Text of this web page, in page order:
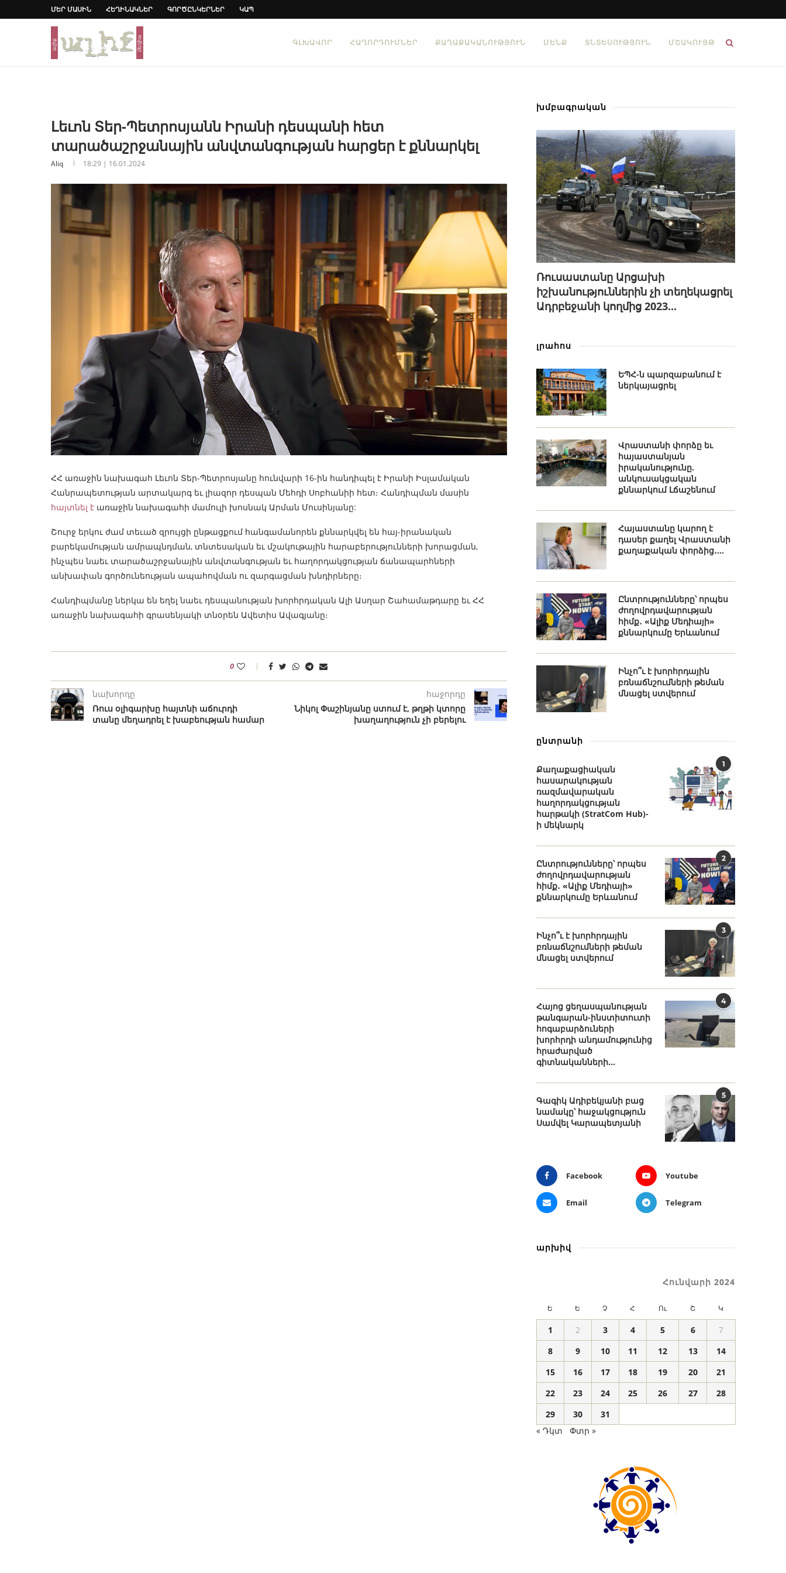
ՄԵՐ ՄԱՍԻՆ ՀԵՂԻՆԱԿՆԵՐ ԳՈՐԾԸՆԿԵՐՆԵՐ ԿԱՊ
ԳԼԽԱՎՈՐ ՀԱՂՈՐԴՈՒՄՆԵՐ ՔԱՂԱՔԱԿԱՆՈՒԹՅՈՒՆ ՄԵՆՔ ՏՆՏԵՍՈՒԹՅՈՒՆ ՄՇԱԿՈՒՅԹ
Լեւոն Տեր-Պետրոսյանն Իրանի դեսպանի հետ
տարածաշրջանային անվտանգության հարցեր է քննարկել
Aliq 18:29 | 16.01.2024
ՀՀ առաջին նախագահ Լեւոն Տեր-Պետրոսյանը հունվարի 16-ին հանդիպել է Իրանի Իսլամական
Հանրապետության արտակարգ եւ լիազոր դեսպան Մեհդի Սոբհանիի հետ։ Հանդիպման մասին
հայտնել է առաջին նախագահի մամուլի խոսնակ Արման Մուսինյանը:
Շուրջ երկու ժամ տեւած զրույցի ընթացքում հանգամանորեն քննարկվել են հայ-իրանական
բարեկամության ամրապնդման, տնտեսական եւ մշակութային հարաբերությունների խորացման,
ինչպես նաեւ տարածաշրջանային անվտանգության եւ հաղորդակցության ճանապարհների
անխափան գործունեության ապահովման ու զարգացման խնդիրները։
Հանդիպմանը ներկա են եղել նաեւ դեսպանության խորհրդական Ալի Ասղար Շահամաթդարը եւ ՀՀ
առաջին նախագահի գրասենյակի տնօրեն Ավետիս Ավագյանը։
0
նախորդը
Ռուս օլիգարխը հայտնի աճուրդի
տանը մեղադրել է խաբեության համար
հաջորդը
Նիկոլ Փաշինյանը ստում է, թղթի կտորը
խաղաղություն չի բերելու
խմբագրական
Ռուսաստանը Արցախի
իշխանություններին չի տեղեկացրել
Ադրբեջանի կողմից 2023...
լրահոս
ԵՊՀ-ն պարզաբանում է
ներկայացրել
Վրաստանի փորձը եւ
հայաստանյան
իրականությունը.
անկուսակցական
քննարկում Լճաշենում
Հայաստանը կարող է
դասեր քաղել Վրաստանի
քաղաքական փորձից․...
Ընտրությունները՝ որպես
ժողովրդավարության
հիմք․ «Ալիք Մեդիայի»
քննարկումը Երևանում
Ինչո՞ւ է խորհրդային
բռնաճնշումների թեման
մնացել ստվերում
ընտրանի
1
Քաղաքացիական
հասարակության
ռազմավարական
հաղորդակցության
հարթակի (StratCom Hub)-
ի մեկնարկ
2
Ընտրությունները՝ որպես
ժողովրդավարության
հիմք․ «Ալիք Մեդիայի»
քննարկումը Երևանում
3
Ինչո՞ւ է խորհրդային
բռնաճնշումների թեման
մնացել ստվերում
4
Հայոց ցեղասպանության
թանգարան-ինստիտուտի
հոգաբարձուների
խորհրդի անդամությունից
հրաժարված
գիտնականների...
5
Գագիկ Ադիբեկյանի բաց
նամակը՝ հաջակցություն
Սամվել Կարապետյանի
Facebook Youtube
Email Telegram
արխիվ
Հունվարի 2024
Ե Ե Չ Հ Ու Շ Կ
1 2 3 4 5 6
7
8
9 10 11 12 13
14
15
16 17 18 19 20
21
22
23 24 25 26 27
28
29
30
31
« Դկտ
Փտր »